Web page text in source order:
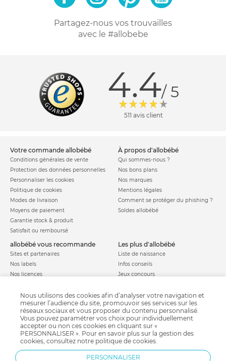
Partagez-nous vos trouvailles
avec le #allobebe
4.4/ 5
511 avis client
votre commande allobébé
Conditions générales de vente
Protection des données personnelles
Personnaliser les cookies
Politique de cookies
Modes de livraison
Moyens de paiement
Garantie stock & produit
Satisfait ou remboursé
à propos d'allobébé
Qui sommes-nous ?
Nos bons plans
Nos marques
Mentions légales
Comment se protéger du phishing ?
Soldes allobébé
allobébé vous recommande
Sites et partenaires
Nos labels
Nos licences
les plus d'allobébé
Liste de naissance
Infos conseils
Jeux concours
Parrainage
Paiement sécurisé
Charte qualité
Nous utilisons des cookies afin d’analyser votre navigation et
mesurer l’audience du site, promouvoir ses services sur les
réseaux sociaux et vous proposer du contenu personnalisé.
Vous pouvez paramétrer vos choix pour individuellement
accepter ou non ces cookies en cliquant sur «
PERSONNALISER ». Pour en savoir plus sur la gestion des
cookies, consultez notre politique de cookies.
PERSONNALISER